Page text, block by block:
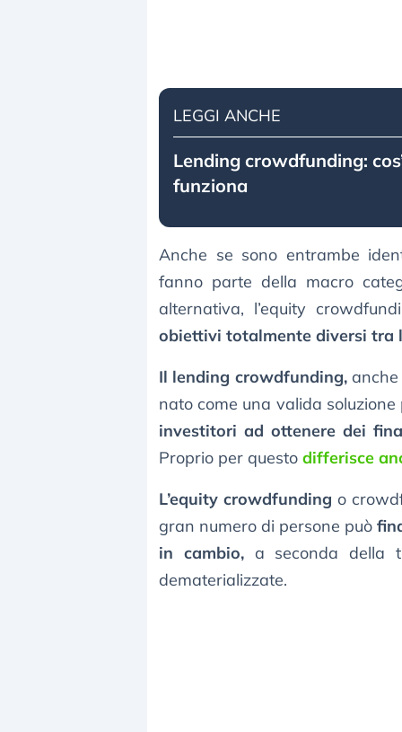
LEGGI ANCHE
Lending crowdfunding:
funziona
Anche se sono entrambe
fanno parte della macro
alternativa, l’equity
obiettivi totalmente diversi tra
Il lending crowdfunding,anche
nato come una valida
investitori ad ottenere dei
Proprio per questo differisce
L’equity crowdfunding o
gran numero di persone può
in cambio,a seconda della
dematerializzate.